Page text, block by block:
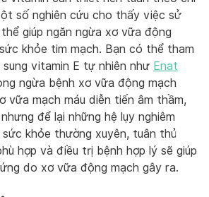
số nghiên cứu cho thấy việc sử
giúp ngăn ngừa xơ vữa động
khỏe tim mạch. Bạn có thể tham
vitamin E tự nhiên như Enat
ngừa bệnh xơ vữa động mạch
vữa mạch máu diễn tiến âm thầm,
để lại những hệ lụy nghiêm
khỏe thường xuyên, tuân thủ
hợp và điều trị bệnh hợp lý sẽ giúp
do xơ vữa động mạch gây ra.